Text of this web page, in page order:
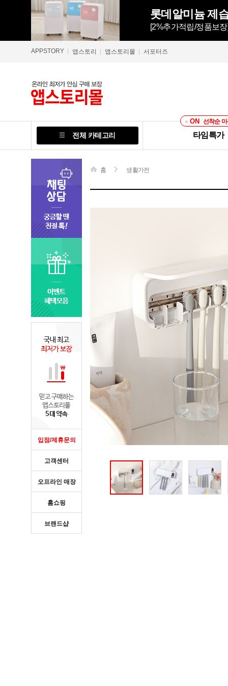
롯데알미늄 제
[2%추가적립/정품보
APPSTORY 앱스토리 앱스토리몰 서포터즈
전체 카테고리
ON 선착순
타임특가
홈 생활가전
입점/제휴문의
고객센터
오프라인 매장
홈쇼핑
브랜드샵